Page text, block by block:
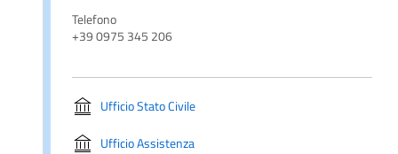
Telefono
+39 0975 345 206
Ufficio Stato Civile
Ufficio Assistenza